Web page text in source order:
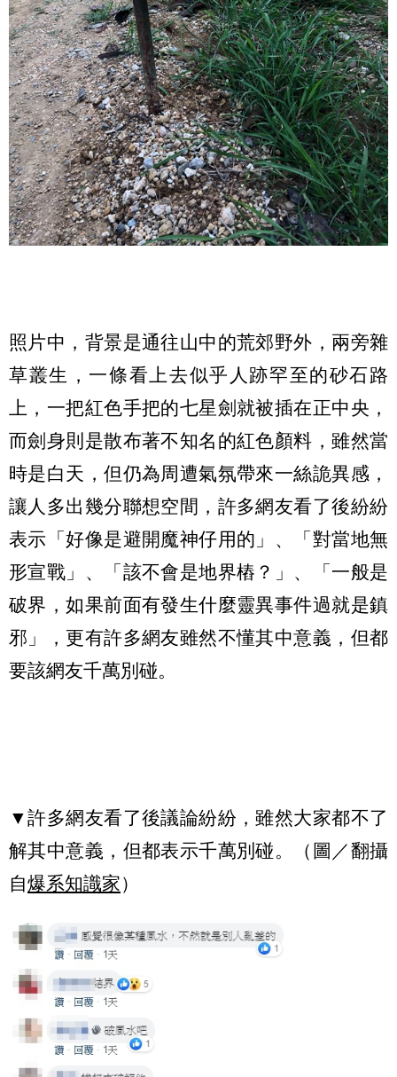
照片中，背景是通往山中的荒郊野外，兩旁雜
草叢生，一條看上去似乎人跡罕至的砂石路
上，一把紅色手把的七星劍就被插在正中央，
而劍身則是散布著不知名的紅色顏料，雖然當
時是白天，但仍為周遭氣氛帶來一絲詭異感，
讓人多出幾分聯想空間，許多網友看了後紛紛
表示「好像是避開魔神仔用的」、「對當地無
形宣戰」、「該不會是地界樁？」、「一般是
破界，如果前面有發生什麼靈異事件過就是鎮
邪」，更有許多網友雖然不懂其中意義，但都
要該網友千萬別碰。
▼許多網友看了後議論紛紛，雖然大家都不了
解其中意義，但都表示千萬別碰。（圖／翻攝
自爆系知識家）